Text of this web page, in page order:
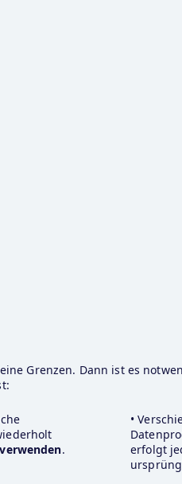
Grenzen. Dann ist es
.
•
erfolgt